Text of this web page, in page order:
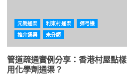
元朗通渠 利東村通渠
彈弓機
推介通渠
未分類
管道疏通實例分享：香港村屋點樣
用化學劑通渠？